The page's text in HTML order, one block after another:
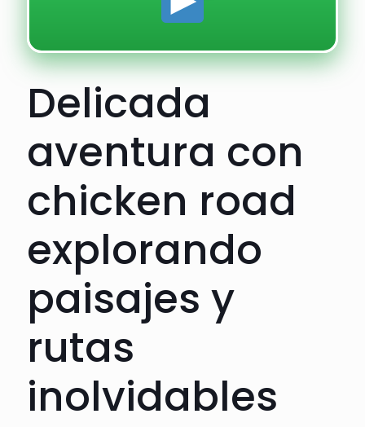
Delicada
aventura con
chicken road
explorando
paisajes y
rutas
inolvidables